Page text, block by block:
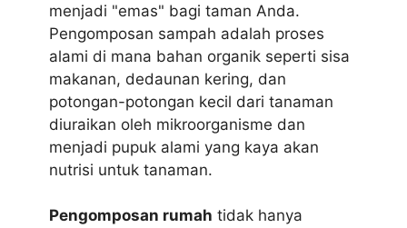
menjadi "emas" bagi taman Anda.
Pengomposan sampah adalah proses
alami di mana bahan organik seperti sisa
makanan, dedaunan kering, dan
potongan-potongan kecil dari tanaman
diuraikan oleh mikroorganisme dan
menjadi pupuk alami yang kaya akan
nutrisi untuk tanaman.
Pengomposan rumah tidak hanya